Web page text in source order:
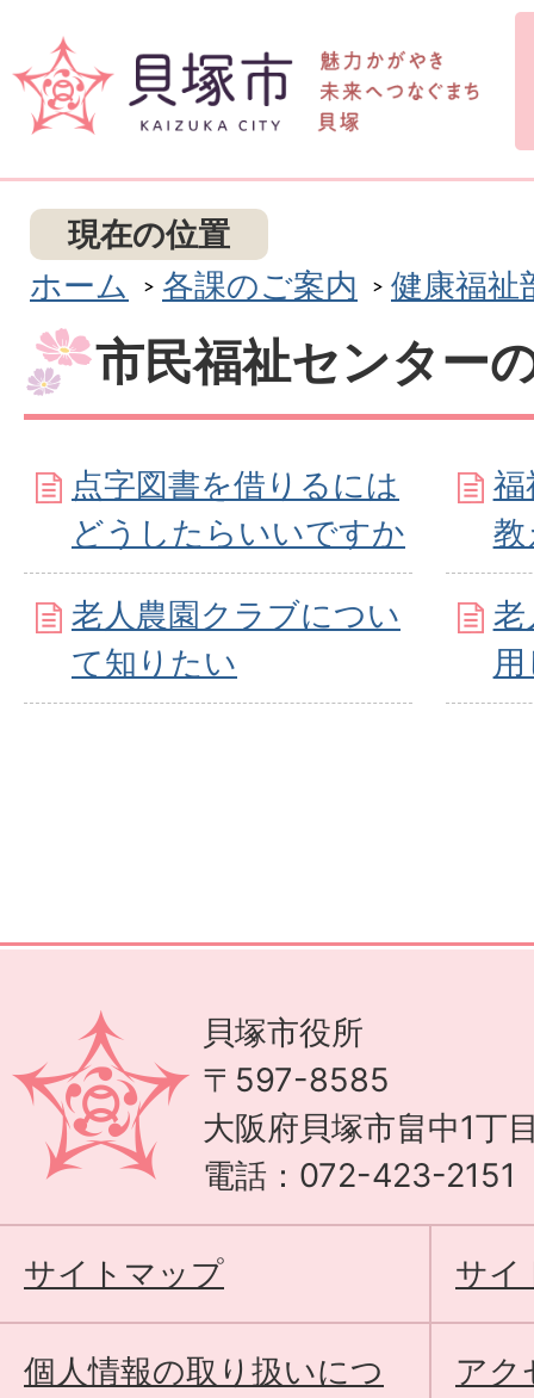
現在の位置
ホーム
各課のご案内 健康福祉
市民福祉センター
点字図書を借りるには
どうしたらいいですか
福
教
老人農園クラブについ
て知りたい
老
貝塚市役所
〒597-8585
大阪府貝塚市畠中1丁
電話：072-423-2151
サイトマップ サイ
個人情報の取り扱いにつ
アク